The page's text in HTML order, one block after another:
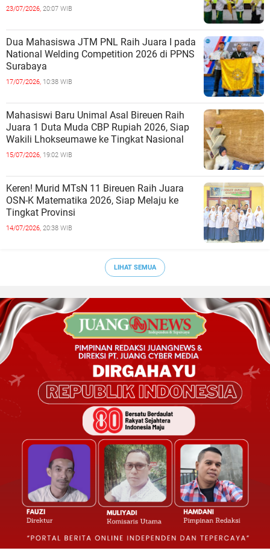
23/07/2026, 20:07 WIB
Dua Mahasiswa JTM PNL Raih Juara I pada
National Welding Competition 2026 di PPNS
Surabaya
17/07/2026, 10:38 WIB
Mahasiswi Baru Unimal Asal Bireuen Raih
Juara 1 Duta Muda CBP Rupiah 2026, Siap
Wakili Lhokseumawe ke Tingkat Nasional
15/07/2026, 19:02 WIB
Keren! Murid MTsN 11 Bireuen Raih Juara
OSN-K Matematika 2026, Siap Melaju ke
Tingkat Provinsi
14/07/2026, 20:38 WIB
LIHAT SEMUA